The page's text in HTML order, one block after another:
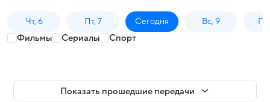
Чт, 6 Пт, 7 Сегодня Вс, 9
Фильмы Сериалы Спорт
Показать прошедшие передачи